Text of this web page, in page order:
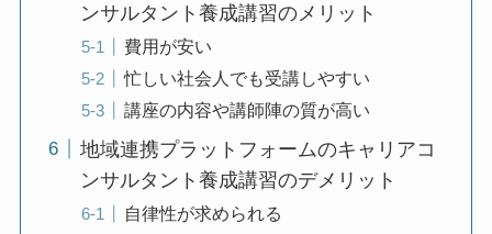
ンサルタント養成講習のメリット
費用が安い
忙しい社会人でも受講しやすい
講座の内容や講師陣の質が高い
地域連携プラットフォームのキャリアコ
ンサルタント養成講習のデメリット
自律性が求められる